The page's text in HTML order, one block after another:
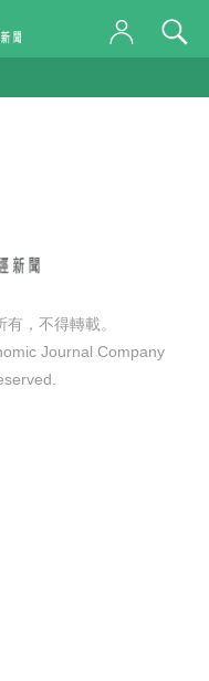
，不得轉載。
Journal Company